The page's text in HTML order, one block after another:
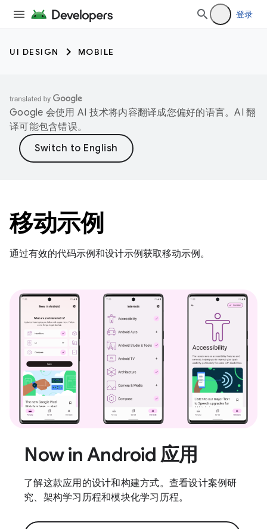
登录
UI DESIGN MOBILE
Google 会使用 AI 技术将内容翻译成您偏好的语言。AI 翻
译可能包含错误。
移动示例
通过有效的代码示例和设计示例获取移动示例。
Now in Android 应用
了解这款应用的设计和构建方式。查看设计案例研
究、架构学习历程和模块化学习历程。